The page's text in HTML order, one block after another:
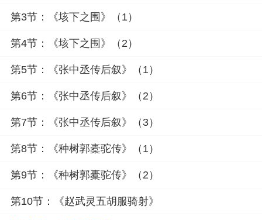
第3节：《垓下之围》（1）
第4节：《垓下之围》（2）
第5节：《张中丞传后叙》（1）
第6节：《张中丞传后叙》（2）
第7节：《张中丞传后叙》（3）
第8节：《种树郭橐驼传》（1）
第9节：《种树郭橐驼传》（2）
第10节：《赵武灵五胡服骑射》